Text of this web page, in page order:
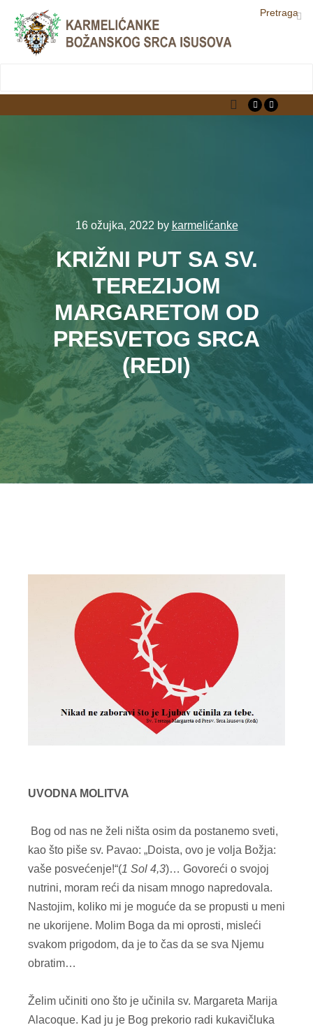
Pretraga
16 ožujka, 2022 by karmelićanke
KRIŽNI PUT SA SV.
TEREZIJOM
MARGARETOM OD
PRESVETOG SRCA
(REDI)
UVODNA MOLITVA
Bog od nas ne želi ništa osim da postanemo sveti,
kao što piše sv. Pavao: „Doista, ovo je volja Božja:
vaše posvećenje!“(1 Sol 4,3)… Govoreći o svojoj
nutrini, moram reći da nisam mnogo napredovala.
Nastojim, koliko mi je moguće da se propusti u meni
ne ukorijene. Molim Boga da mi oprosti, misleći
svakom prigodom, da je to čas da se sva Njemu
obratim…
Želim učiniti ono što je učinila sv. Margareta Marija
Alacoque. Kad ju je Bog prekorio radi kukavičluka